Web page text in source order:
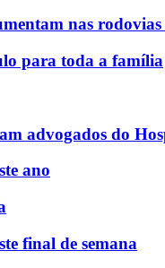
nas
para toda a família
advogados do
ano
final de semana